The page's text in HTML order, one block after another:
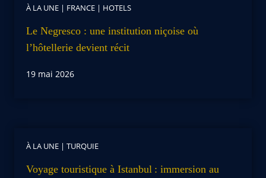
À LA UNE | FRANCE | HOTELS
Le Negresco : une institution niçoise où
l’hôtellerie devient récit
19 mai 2026
À LA UNE | TURQUIE
Voyage touristique à Istanbul : immersion au